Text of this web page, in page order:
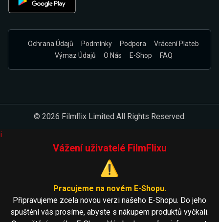
Ochrana Údajů Podmínky Podpora
Vrácení Plateb
Výmaz Údajů
O Nás E-Shop FAQ
© 2026 Filmflix Limited All Rights Reserved.
i
Vážení uživatelé FilmFlixu
⚠️
Pracujeme na novém E-Shopu.
Připravujeme zcela novou verzi našeho E-Shopu. Do jeho
spuštění vás prosíme, abyste s nákupem produktů vyčkali.